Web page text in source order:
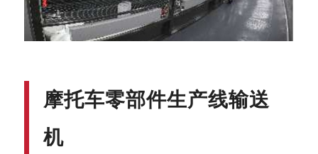
摩托车零部件生产线输送
机